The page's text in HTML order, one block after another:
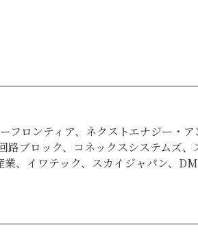
フロンティア、ネクストエナジー・ア
路ブロック、コネックスシステムズ、
、イワテック、スカイジャパン、